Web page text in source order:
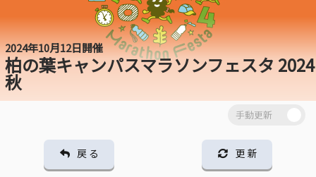
2024年10月12日開催
柏の葉キャンパスマラソンフェスタ 2024
秋
戻 る 更 新